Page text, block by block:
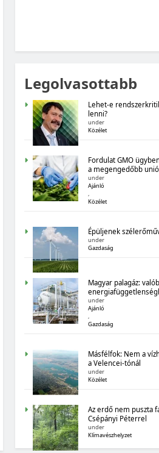
MAGYARORSZÁG SZÁMOKBAN
MAGYARORSZÁG SZÁMOKBAN:
BIOGAZDÁLKODÁS
MAGYARORSZÁG SZÁMOKBAN
TIZENHAT ADATSOR A
MAGYARORSZÁG SZÁMOKBAN
MAGYARORSZÁG
Legolvasottabb
Lehet-e
lenni?
under
Közélet
Fordulat GMO
a megengedőbb
under
Ajánló
Közélet
Épüljenek
under
Gazdaság
Magyar palagáz:
under
Ajánló
Gazdaság
Másfélfok: Nem a
a Velencei-tónál
under
Közélet
Az erdő nem puszta
Csépányi Péterrel
under
Klímavészhelyzet